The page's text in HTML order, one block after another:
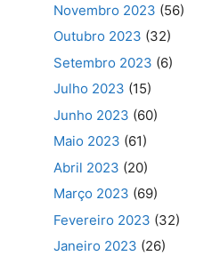
Novembro 2023 (56)
Outubro 2023 (32)
Setembro 2023 (6)
Julho 2023 (15)
Junho 2023 (60)
Maio 2023 (61)
Abril 2023 (20)
Março 2023 (69)
Fevereiro 2023 (32)
Janeiro 2023 (26)